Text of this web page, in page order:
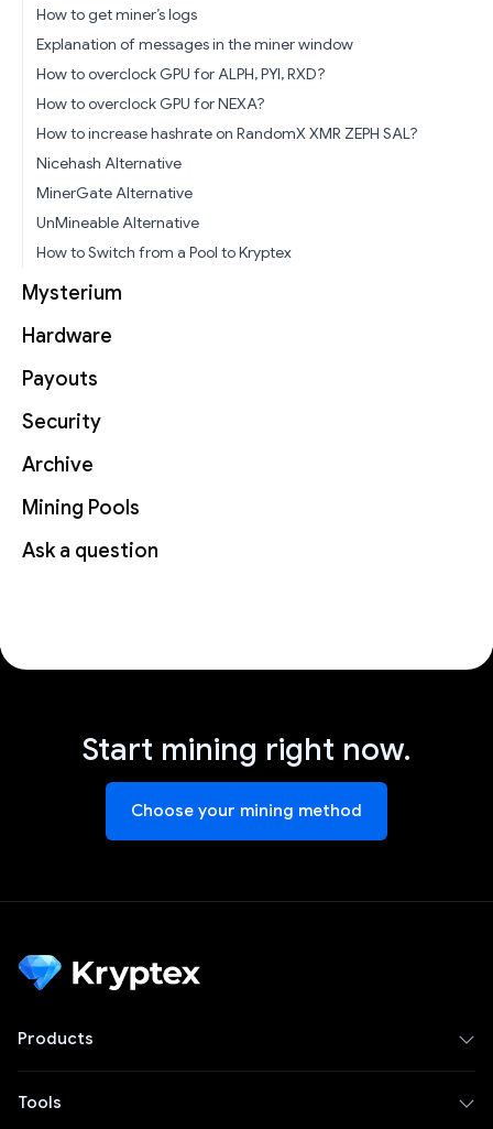
How to get miner’s logs
Explanation of messages in the miner window
How to overclock GPU for ALPH, PYI, RXD?
How to overclock GPU for NEXA?
How to increase hashrate on RandomX XMR ZEPH SAL?
Nicehash Alternative
MinerGate Alternative
UnMineable Alternative
How to Switch from a Pool to Kryptex
Mysterium
Hardware
Payouts
Security
Archive
Mining Pools
Ask a question
Start mining right now.
Choose your mining method
Products
Tools